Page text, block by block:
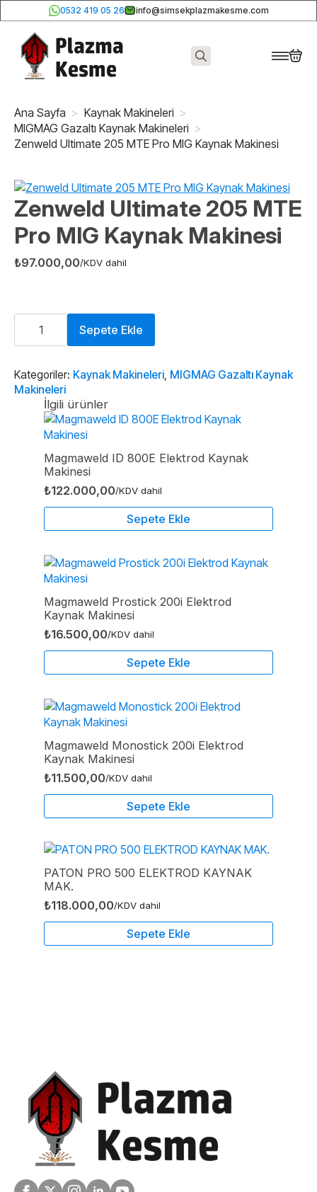
0532 419 05 26 info@simsekplazmakesme.com
Ana Sayfa
Kaynak Makineleri
MIGMAG Gazaltı Kaynak Makineleri
Zenweld Ultimate 205 MTE Pro MIG Kaynak Makinesi
Zenweld Ultimate 205 MTE
Pro MIG Kaynak Makinesi
₺97.000,00/KDV dahil
Zenweld
Ultimate
205
MIG
Kaynak
Makinesi
Sepete Ekle
Kategoriler: Kaynak Makineleri, MIGMAG Gazaltı Kaynak
Makineleri
İlgili ürünler
Magmaweld ID 800E Elektrod Kaynak
Makinesi
₺122.000,00/KDV dahil
Sepete Ekle
Magmaweld Prostick 200i Elektrod
Kaynak Makinesi
₺16.500,00/KDV dahil
Sepete Ekle
Magmaweld Monostick 200i Elektrod
Kaynak Makinesi
₺11.500,00/KDV dahil
Sepete Ekle
PATON PRO 500 ELEKTROD KAYNAK
MAK.
₺118.000,00/KDV dahil
Sepete Ekle